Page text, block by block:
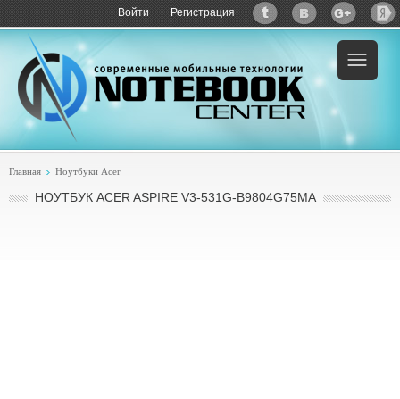
Войти Регистрация
Главная Ноутбуки Acer
НОУТБУК ACER ASPIRE V3-531G-B9804G75MA